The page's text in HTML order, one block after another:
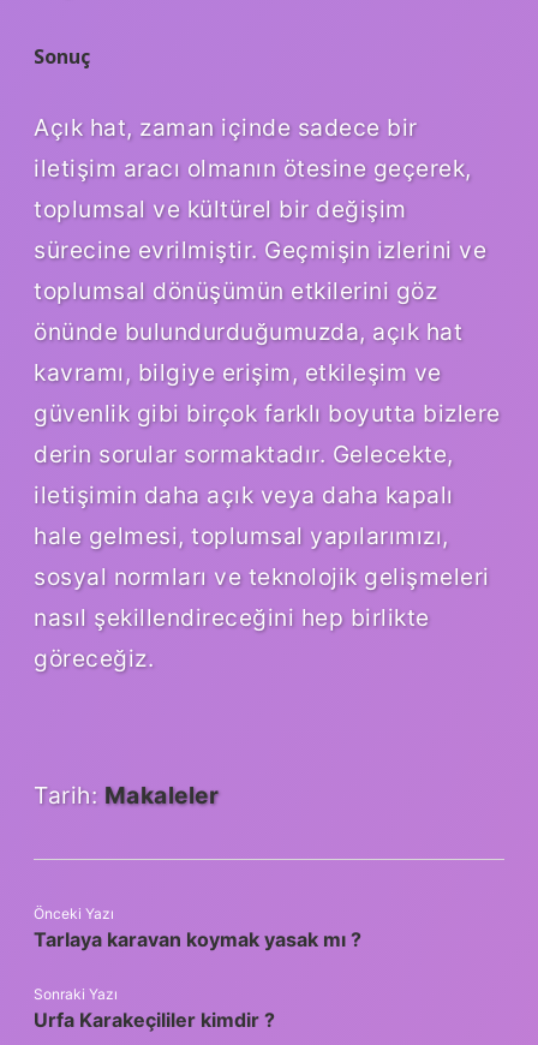
Sonuç
Açık hat, zaman içinde sadece bir
iletişim aracı olmanın ötesine geçerek,
toplumsal ve kültürel bir değişim
sürecine evrilmiştir. Geçmişin izlerini ve
toplumsal dönüşümün etkilerini göz
önünde bulundurduğumuzda, açık hat
kavramı, bilgiye erişim, etkileşim ve
güvenlik gibi birçok farklı boyutta bizlere
derin sorular sormaktadır. Gelecekte,
iletişimin daha açık veya daha kapalı
hale gelmesi, toplumsal yapılarımızı,
sosyal normları ve teknolojik gelişmeleri
nasıl şekillendireceğini hep birlikte
göreceğiz.
Tarih: Makaleler
Önceki Yazı
Tarlaya karavan koymak yasak mı ?
Sonraki Yazı
Urfa Karakeçililer kimdir ?